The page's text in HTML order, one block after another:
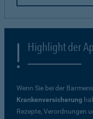
Highlight der
Wenn Sie bei der
Krankenversicherung
Rezepte, Verordnungen